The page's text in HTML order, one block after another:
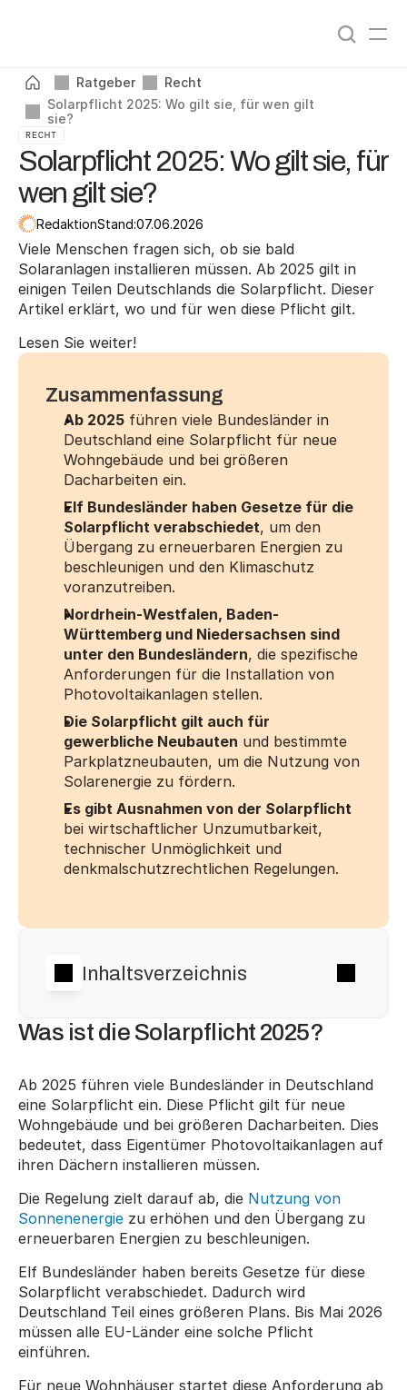
Ratgeber
Recht
Solarpflicht 2025: Wo gilt sie, für wen gilt
sie?
RECHT
Solarpflicht 2025: Wo gilt sie, für
wen gilt sie?
RedaktionStand:07.06.2026
Viele Menschen fragen sich, ob sie bald
Solaranlagen installieren müssen. Ab 2025 gilt in
einigen Teilen Deutschlands die Solarpflicht. Dieser
Artikel erklärt, wo und für wen diese Pflicht gilt.
Lesen Sie weiter!
Zusammenfassung
Ab 2025 führen viele Bundesländer in
Deutschland eine Solarpflicht für neue
Wohngebäude und bei größeren
Dacharbeiten ein.
Elf Bundesländer haben Gesetze für die
Solarpflicht verabschiedet, um den
Übergang zu erneuerbaren Energien zu
beschleunigen und den Klimaschutz
voranzutreiben.
Nordrhein-Westfalen, Baden-
Württemberg und Niedersachsen sind
unter den Bundesländern, die spezifische
Anforderungen für die Installation von
Photovoltaikanlagen stellen.
Die Solarpflicht gilt auch für
gewerbliche Neubauten und bestimmte
Parkplatzneubauten, um die Nutzung von
Solarenergie zu fördern.
Es gibt Ausnahmen von der Solarpflicht
bei wirtschaftlicher Unzumutbarkeit,
technischer Unmöglichkeit und
denkmalschutzrechtlichen Regelungen.
Inhaltsverzeichnis
Was ist die Solarpflicht 2025?
Ab 2025 führen viele Bundesländer in Deutschland
eine Solarpflicht ein. Diese Pflicht gilt für neue
Wohngebäude und bei größeren Dacharbeiten. Dies
bedeutet, dass Eigentümer Photovoltaikanlagen auf
ihren Dächern installieren müssen.
Die Regelung zielt darauf ab, die Nutzung von
Sonnenenergie zu erhöhen und den Übergang zu
erneuerbaren Energien zu beschleunigen.
Elf Bundesländer haben bereits Gesetze für diese
Solarpflicht verabschiedet. Dadurch wird
Deutschland Teil eines größeren Plans. Bis Mai 2026
müssen alle EU-Länder eine solche Pflicht
einführen.
Für neue Wohnhäuser startet diese Anforderung ab